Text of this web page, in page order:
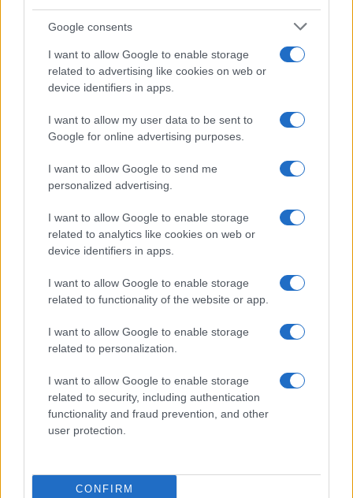
Google consents
I want to allow Google to enable storage
related to advertising like cookies on web or
device identifiers in apps.
I want to allow my user data to be sent to
Google for online advertising purposes.
I want to allow Google to send me
personalized advertising.
I want to allow Google to enable storage
related to analytics like cookies on web or
device identifiers in apps.
I want to allow Google to enable storage
related to functionality of the website or app.
I want to allow Google to enable storage
related to personalization.
I want to allow Google to enable storage
related to security, including authentication
functionality and fraud prevention, and other
user protection.
CONFIRM
Ariana Grande debutta al primo posto con Petal e
annuncia una pausa dalla vita pubblica
NEWS
Susanna Riva · 6 Ago 2026